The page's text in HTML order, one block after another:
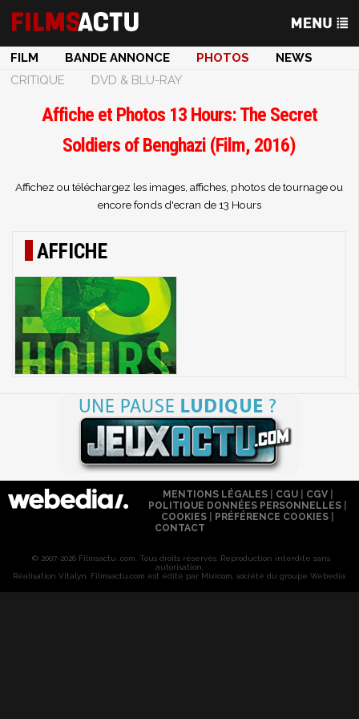
FILM BANDE ANNONCE PHOTOS
NEWS
CRITIQUE
DVD & BLU-RAY
Affiche et Photos 13 Hours: The Secret
Soldiers of Benghazi (Film, 2016)
Affichez ou téléchargez les images, affiches, photos de tournage ou
encore fonds d'ecran de 13 Hours
AFFICHE
MENTIONS LÉGALES| CGU| CGV|
POLITIQUE DONNÉES PERSONNELLES
COOKIES
PRÉFÉRENCE COOKIES
CONTACT
© 2007-2026 Filmsactu .com. Tous droits réservés. Reproduction interdite sans
autorisation.
Réalisation Vitalyn . Filmsactu .com est édité par Mixicom, société du groupe Webedia.